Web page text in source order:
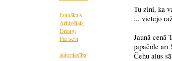
Jaunākais
Arhivētais
Draugi
Par sevi
autortiesība
Tu zini, ka
... vietējo
Jaunā cenā
jāpačolē arī
Čehu alus